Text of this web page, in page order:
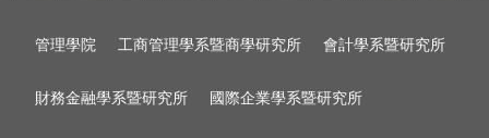
管理學院 工商管理學系暨商學研究所 會計學系暨研究所
財務金融學系暨研究所 國際企業學系暨研究所